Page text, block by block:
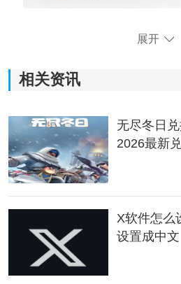
2、然后就会出现烹饪按键，直
3、接着就能选择想要制作的食物
展开
相关资讯
无尽冬日
2026最新
X软件怎么
设置成中文